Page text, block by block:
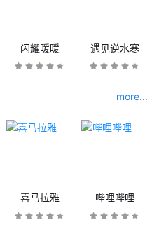
闪耀暖暖 遇见逆水寒
more...
喜马拉雅 哔哩哔哩